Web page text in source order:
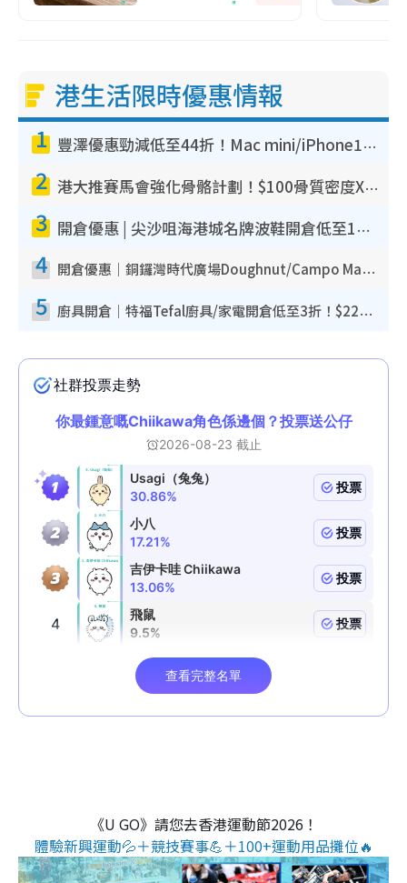
港生活限時優惠情報
1 豐澤優惠勁減低至44折！Mac mini/iPhone17Pro大減價！廚房家電$220起
2 港大推賽馬會強化骨骼計劃！$100骨質密度X光檢查 完成免費運動訓練送超市禮券！附參加資格
3 開倉優惠 | 尖沙咀海港城名牌波鞋開倉低至1折！On鞋$899起／Joy&Peace鞋履$98起
4 開倉優惠｜銅鑼灣時代廣場Doughnut/Campo Marzio開倉低至1折！背囊、書包、手袋劈價$200起
5 廚具開倉｜特福Tefal廚具/家電開倉低至3折！$220起買平底鍋/炒鑊/湯煲！電飯煲/吸塵機/燙斗$418起
《U GO》請您去香港運動節2026！
體驗新興運動💦＋競技賽事💪＋100+運動用品攤位🔥